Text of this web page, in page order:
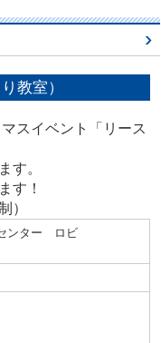
教室）
スイベント「リース
す。
す！
）
ンター ロビ